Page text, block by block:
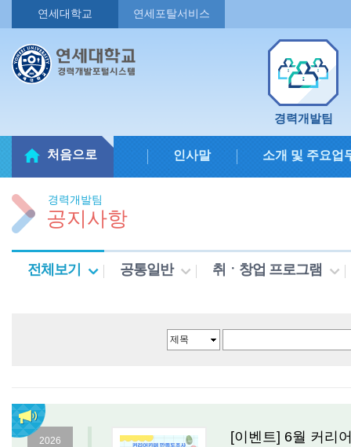
연세대학교 연세포탈서비스
경력개발팀
처음으로 인사말 소개 및 주요업
경력개발팀
공지사항
전체보기 공통일반 취ㆍ창업 프로그램
2026
[이벤트] 6월 커리